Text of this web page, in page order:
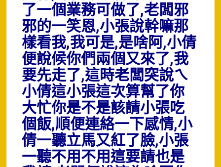
了一個業務可做了,老闆邪
邪的一笑恩,小張說幹嘛那
樣看我,我可是,是啥阿,小倩
便說候你們兩個又來了,我
要先走了,這時老闆突說ㄟ
小倩這小張這次算幫了你
大忙你是不是該請小張吃
個飯,順便連絡一下感情,小
倩一聽立馬又紅了臉,小張
一聽不用不用這要請也是